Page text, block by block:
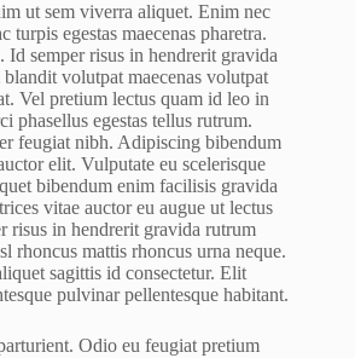
ut sem viverra aliquet. Enim nec
turpis egestas maecenas pharetra.
Id semper risus in hendrerit gravida
volutpat maecenas volutpat
Vel pretium lectus quam id leo in
phasellus egestas tellus rutrum.
feugiat nibh. Adipiscing bibendum
elit. Vulputate eu scelerisque
bibendum enim facilisis gravida
vitae auctor eu augue ut lectus
risus in hendrerit gravida rutrum
rhoncus mattis rhoncus urna neque.
sagittis id consectetur. Elit
pulvinar pellentesque habitant.
Odio eu feugiat pretium